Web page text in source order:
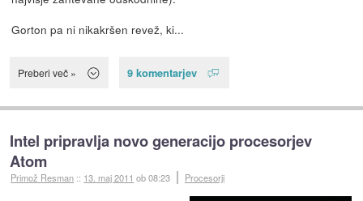
Gorton pa ni nikakršen revež, ki...
Preberi več » 9 komentarjev
Intel pripravlja novo generacijo procesorjev
Atom
Primož Resman :: 13. maj 2011 ob 08:23 Procesorji